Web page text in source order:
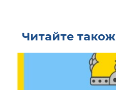
Читайте також